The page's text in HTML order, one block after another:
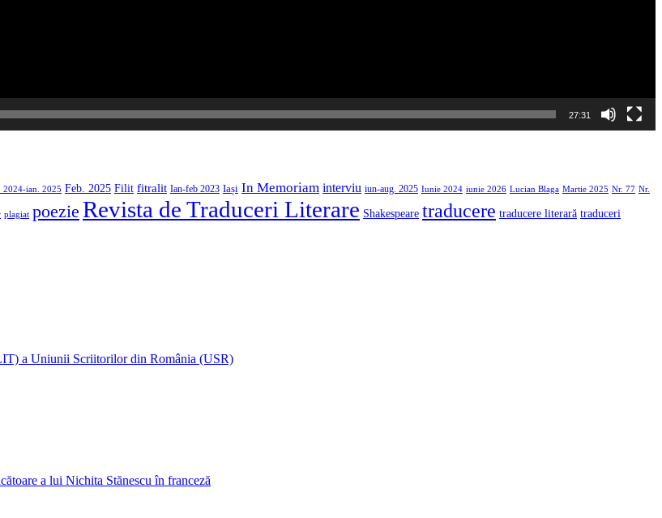
27:31
2024-ian. 2025 Feb. 2025 Filit fitralit Ian-feb 2023 Iași In Memoriam interviu iun-aug. 2025 Iunie 2024 iunie 2026 Lucian Blaga Martie 2025 Nr. 77 Nr.
plagiat poezie Revista de Traduceri Literare Shakespeare traducere traducere literară traduceri
a Uniunii Scriitorilor din România (USR)
a lui Nichita Stănescu în franceză